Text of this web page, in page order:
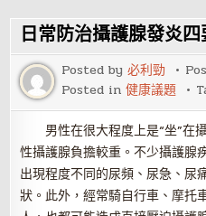
腺
發
炎
的
十
大
法
日常防治攝護腺發炎
Posted by必利勁
Posted in健康議題
男性在很大程度上是“坐”在
性攝護腺負擔較重。不少攝護腺
出現程度不同的尿頻、尿急、尿
狀。此外，經常騎自行車、摩托